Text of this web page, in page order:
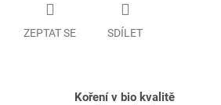
ZEPTAT SE SDÍLET
Koření v bio kvalitě